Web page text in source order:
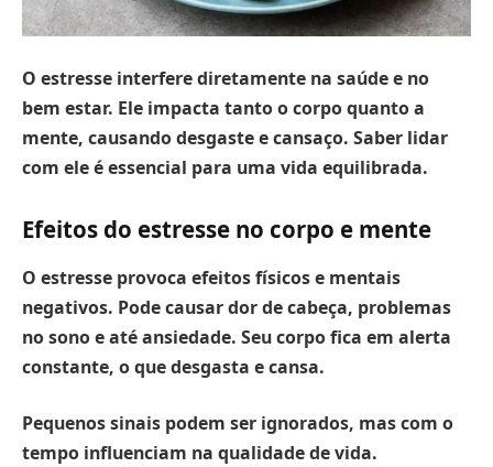
O estresse interfere diretamente na saúde e no
bem estar. Ele impacta tanto o corpo quanto a
mente, causando desgaste e cansaço. Saber lidar
com ele é essencial para uma vida equilibrada.
Efeitos do estresse no corpo e mente
O estresse provoca efeitos físicos e mentais
negativos. Pode causar dor de cabeça, problemas
no sono e até ansiedade. Seu corpo fica em alerta
constante, o que desgasta e cansa.
Pequenos sinais podem ser ignorados, mas com o
tempo influenciam na qualidade de vida.